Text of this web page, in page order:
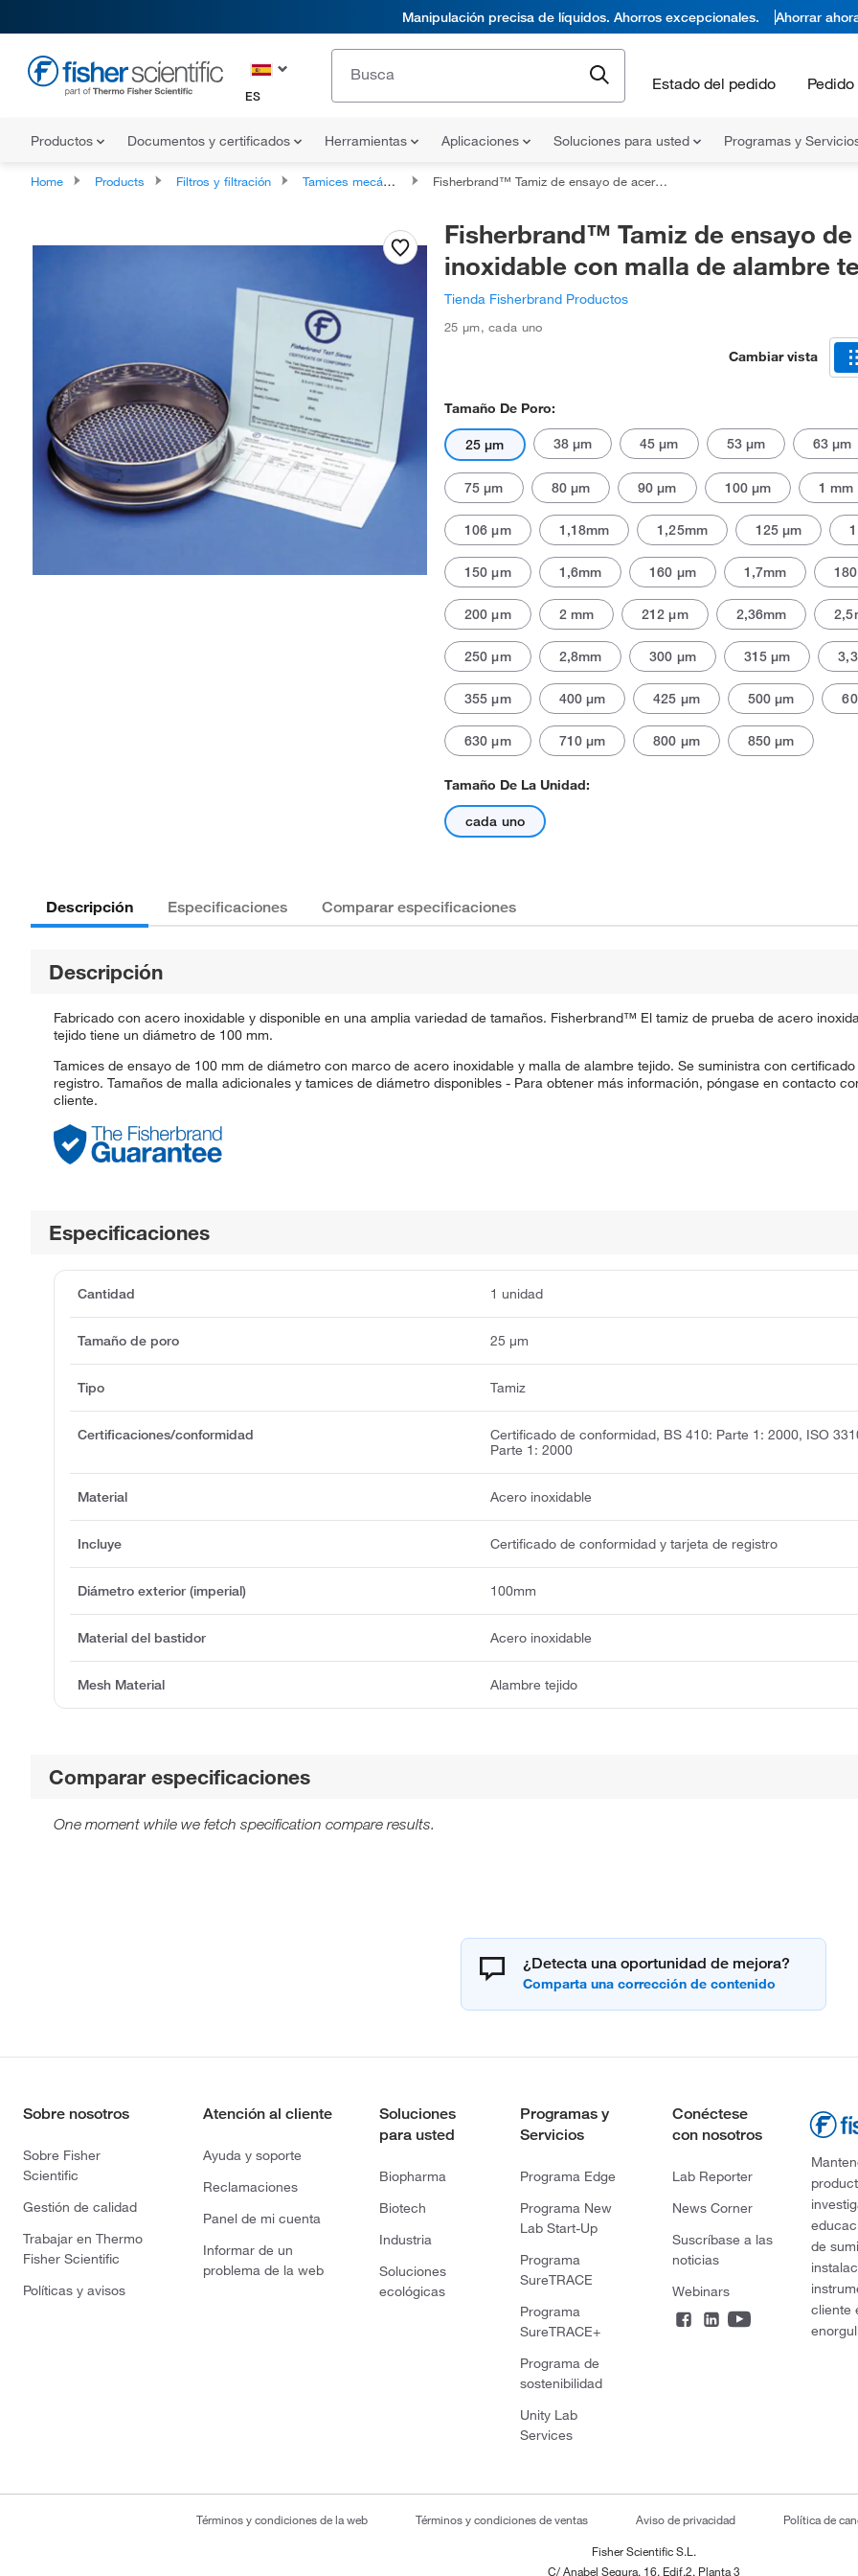
Manipulación precisa de líquidos. Ahorros excepcionales. Ahorrar
ES
Estado del pedido
Productos Documentos y certificados Herramientas Aplicaciones Soluciones para usted Programas y
Home Products Filtros y filtración Tamices mecánicos Fisherbrand™ Tamiz de ensayo de acero inoxidable con malla de alambre tejido
Fisherbrand™ Tamiz de ensayo
inoxidable con malla de alambre
Tienda Fisherbrand Productos
25 μm,cada uno
Cambiar vista
Tamaño De Poro:
25 μm 38 μm 45 μm 53 μm 63 μm
75 μm 80 μm 90 μm 100 μm 1 mm
106 μm 1,18mm 1,25mm 125 μm
150 μm 1,6mm 160 μm 1,7mm
200 μm 2 mm 212 μm 2,36mm
250 μm 2,8mm 300 μm 315 μm
355 μm 400 μm 425 μm 500 μm
630 μm 710 μm 800 μm 850 μm
Tamaño De La Unidad:
cada uno
Descripción Especificaciones Comparar especificaciones
Descripción
Fabricado con acero inoxidable y disponible en una amplia variedad de tamaños. Fisherbrand™ El tamiz de prueba de acero
tejido tiene un diámetro de 100 mm.
Tamices de ensayo de 100 mm de diámetro con marco de acero inoxidable y malla de alambre tejido. Se suministra con
registro. Tamaños de malla adicionales y tamices de diámetro disponibles - Para obtener más información, póngase en contacto
cliente.
Especificaciones
Cantidad 1 unidad
Tamaño de poro 25 μm
Tipo Tamiz
Certificaciones/conformidad
Certificado de conformidad, BS 410: Parte 1: 2000, ISO
Parte 1: 2000
Material Acero inoxidable
Incluye Certificado de conformidad y tarjeta de registro
Diámetro exterior (imperial) 100mm
Material del bastidor Acero inoxidable
Mesh Material Alambre tejido
Comparar especificaciones
One moment while we fetch specification compare results.
¿Detecta una oportunidad de mejora?
Sobre nosotros
Sobre Fisher
Scientific
Gestión de calidad
Trabajar en Thermo
Fisher Scientific
Políticas y avisos
Atención al cliente
Ayuda y soporte
Reclamaciones
Panel de mi cuenta
Informar de un
problema de la web
Soluciones
para usted
Biopharma
Biotech
Industria
Soluciones
ecológicas
Programas y
Servicios
Programa Edge
Programa New
Lab Start-Up
Programa
SureTRACE
Programa
SureTRACE+
Programa de
sostenibilidad
Unity Lab
Services
Conéctese
con nosotros
Lab Reporter
News Corner
Suscríbase a las
noticias
Webinars
de
cliente
Términos y condiciones de la web Términos y condiciones de ventas Aviso de privacidad Política de
Fisher Scientific S.L.
C/ Anabel Segura, 16. Edif.2. Planta 3